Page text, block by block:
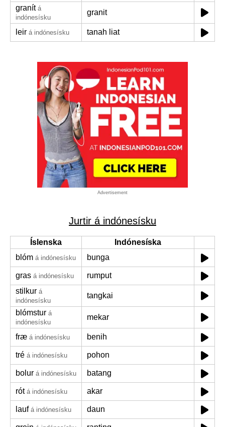
granít á
indónesísku
granit
leir á indónesísku tanah liat
Advertisement
Jurtir á indónesísku
Íslenska
Indónesíska
blóm á indónesísku bunga
gras á indónesísku
rumput
stilkur á
indónesísku
tangkai
blómstur á
indónesísku
mekar
fræ á indónesísku benih
tré á indónesísku pohon
bolur á indónesísku batang
rót á indónesísku akar
lauf á indónesísku daun